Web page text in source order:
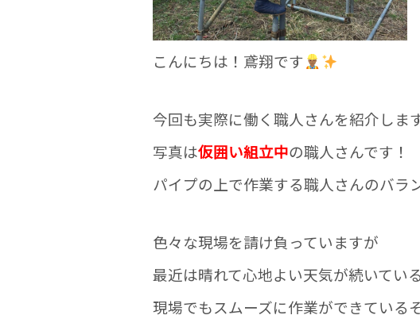
こんにちは！鳶翔です
今回も実際に働く職人さんを紹介しま
写真は仮囲い組立中の職人さんです！
パイプの上で作業する職人さんのバラ
色々な現場を請け負っていますが
最近は晴れて心地よい天気が続いてい
現場でもスムーズに作業ができている